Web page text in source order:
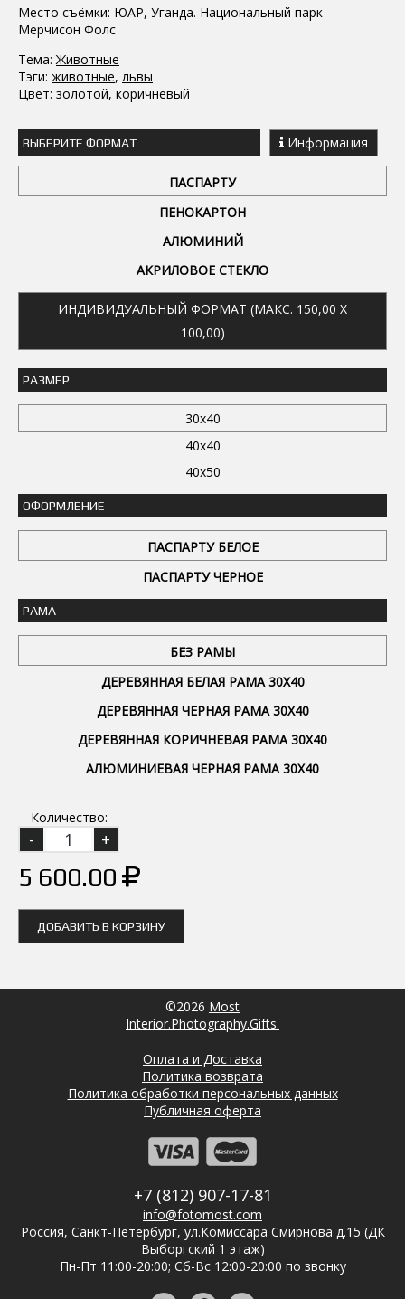
Место съёмки: ЮАР, Уганда. Национальный парк
Мерчисон Фолс
Тема:Животные
Тэги: животные, львы
Цвет: золотой, коричневый
ВЫБЕРИТЕ ФОРМАТ Информация
ПАСПАРТУ
ПЕНОКАРТОН
АЛЮМИНИЙ
АКРИЛОВОЕ СТЕКЛО
ИНДИВИДУАЛЬНЫЙ ФОРМАТ (МАКС. 150,00 X
100,00)
РАЗМЕР
30x40
40x40
40x50
ОФОРМЛЕНИЕ
ПАСПАРТУ БЕЛОЕ
ПАСПАРТУ ЧЕРНОЕ
РАМА
БЕЗ РАМЫ
ДЕРЕВЯННАЯ БЕЛАЯ РАМА 30Х40
ДЕРЕВЯННАЯ ЧЕРНАЯ РАМА 30Х40
ДЕРЕВЯННАЯ КОРИЧНЕВАЯ РАМА 30Х40
АЛЮМИНИЕВАЯ ЧЕРНАЯ РАМА 30Х40
Количество:
5 600.00
ДОБАВИТЬ В КОРЗИНУ
©2026 Most
Interior.Photography.Gifts.
Оплата и Доставка
Политика возврата
Политика обработки персональных данных
Публичная оферта
+7 (812) 907-17-81
info@fotomost.com
Россия, Санкт-Петербург, ул.Комиссара Смирнова д.15 (ДК
Выборгский 1 этаж)
Пн-Пт 11:00-20:00; Сб-Вс 12:00-20:00 по звонку